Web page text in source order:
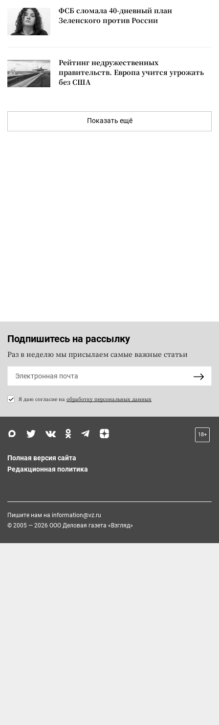
ФСБ сломала 40-дневный план
Зеленского против России
Рейтинг недружественных
правительств. Европа учится угрожать
без США
Показать ещё
Подпишитесь на рассылку
Раз в неделю мы присылаем самые важные статьи
Я даю согласие на обработку персональных данных
18+
Полная версия сайта
Редакционная политика
Пишите нам на information@vz.ru
© 2005 — 2026 ООО Деловая газета «Взгляд»